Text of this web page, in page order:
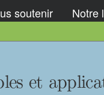
soutenir Notre
et